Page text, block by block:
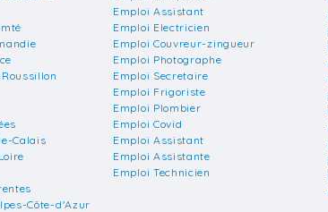
Calais
Côte-d'Azur
Emploi Assistant
Emploi Electricien
Emploi Couvreur-zingueur
Emploi Photographe
Emploi Secretaire
Emploi Frigoriste
Emploi Plombier
Emploi Covid
Emploi Assistant
Emploi Assistante
Emploi Technicien